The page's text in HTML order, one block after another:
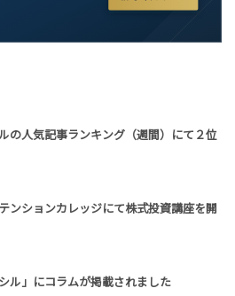
の人気記事ランキング（週間）にて２位
ンションカレッジにて株式投資講座を開
ル」にコラムが掲載されました